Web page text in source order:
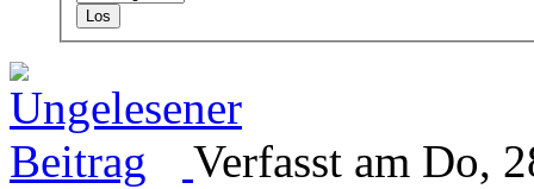
Verfasst am Do,